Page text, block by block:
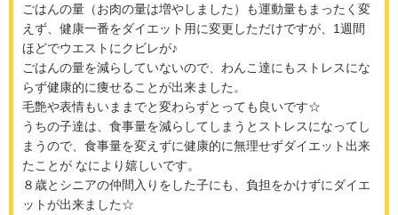
ごはんの量（お肉の量は増やしました）も運動量もまったく変
えず、健康一番をダイエット用に変更しただけですが、1週間
ほどでウエストにクビレが♪
ごはんの量を減らしていないので、わんこ達にもストレスにな
らず健康的に痩せることが出来ました。
毛艶や表情もいままでと変わらずとっても良いです☆
うちの子達は、食事量を減らしてしまうとストレスになってし
まうので、食事量を変えずに健康的に無理せずダイエット出来
たことが なにより嬉しいです。
８歳とシニアの仲間入りをした子にも、負担をかけずにダイエ
ットが出来ました☆